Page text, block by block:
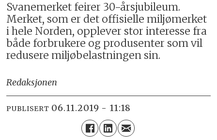
Svanemerket feirer 30-årsjubileum.
Merket, som er det offisielle miljømerket
i hele Norden, opplever stor interesse fra
både forbrukere og produsenter som vil
redusere miljøbelastningen sin.
Redaksjonen
PUBLISERT 06.11.2019 - 11:18